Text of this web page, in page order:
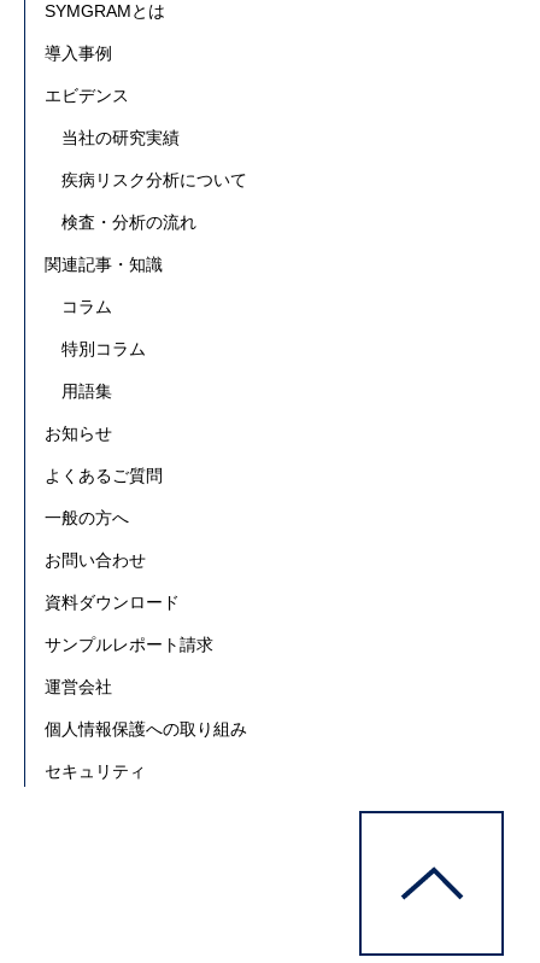
SYMGRAMとは
導入事例
エビデンス
当社の研究実績
疾病リスク分析について
検査・分析の流れ
関連記事・知識
コラム
特別コラム
用語集
お知らせ
よくあるご質問
一般の方へ
お問い合わせ
資料ダウンロード
サンプルレポート請求
運営会社
個人情報保護への取り組み
セキュリティ